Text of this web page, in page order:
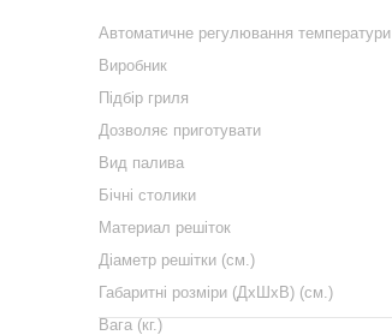
Автоматичне регулювання температури
Виробник
Підбір гриля
Дозволяє приготувати
Вид палива
Бічні столики
Материал решіток
Діаметр решітки (см.)
Габаритні розміри (ДхШхВ) (см.)
Вага (кг.)